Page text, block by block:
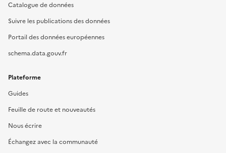
Catalogue de données
Suivre les publications des données
Portail des données européennes
schema.data.gouv.fr
Plateforme
Guides
Feuille de route et nouveautés
Nous écrire
Échangez avec la communauté